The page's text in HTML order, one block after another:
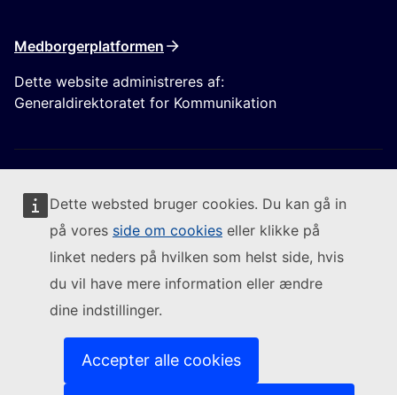
Dette websted bruger cookies. Du kan gå in
på vores side om cookies eller klikke på
linket neders på hvilken som helst side, hvis
du vil have mere information eller ændre
dine indstillinger.
Accepter alle cookies
Medborgerplatformen
Dette website administreres af:
Generaldirektoratet for Kommunikation
Følg Europa-Kommissionen
Kontakt os (Eksternt link)
Indberet en IT-sårbarhed
Sprog på vores websites(Eksternt link)
(Eksternt link)
Databeskyttelsespolitik